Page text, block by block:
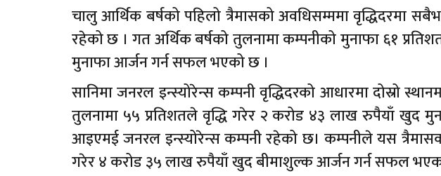
चालु आर्थिक बर्षको पहिलो त्रैमासको अवधिसम्ममा वृद्धिदरमा
रहेको छ । गत अर्थिक बर्षको तुलनामा कम्पनीको मुनाफा ६१
मुनाफा आर्जन गर्न सफल भएको छ ।
सानिमा जनरल इन्स्योरेन्स कम्पनी वृद्धिदरको आधारमा दोस्रो
तुलनामा ५५ प्रतिशतले वृद्धि गरेर २ करोड ४३ लाख रुपैयाँ खुद
आइएमई जनरल इन्स्योरेन्स कम्पनी रहेको छ। कम्पनीले यस
गरेर ४ करोड ३५ लाख रुपैयाँ खुद बीमाशुल्क आर्जन गर्न सफल